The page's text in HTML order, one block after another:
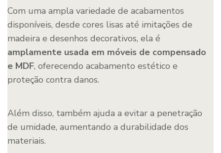
Com uma ampla variedade de acabamentos
disponíveis, desde cores lisas até imitações de
madeira e desenhos decorativos, ela é
amplamente usada em móveis de compensado
e MDF, oferecendo acabamento estético e
proteção contra danos.
Além disso, também ajuda a evitar a penetração
de umidade, aumentando a durabilidade dos
materiais.